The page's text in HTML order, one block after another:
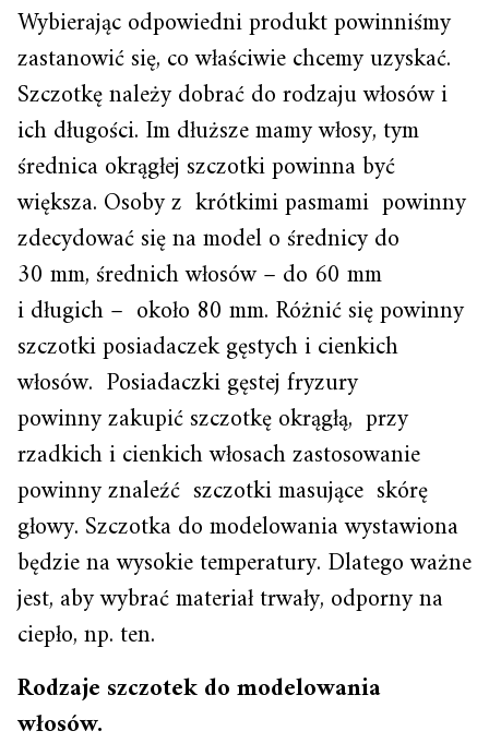
Wybierając odpowiedni produkt powinniśmy
zastanowić się, co właściwie chcemy uzyskać.
Szczotkę należy dobrać do rodzaju włosów i
ich długości. Im dłuższe mamy włosy, tym
średnica okrągłej szczotki powinna być
większa. Osoby z krótkimi pasmami powinny
zdecydować się na model o średnicy do
30 mm, średnich włosów – do 60 mm
i długich – około 80 mm. Różnić się powinny
szczotki posiadaczek gęstych i cienkich
włosów. Posiadaczki gęstej fryzury
powinny zakupić szczotkę okrągłą, przy
rzadkich i cienkich włosach zastosowanie
powinny znaleźć szczotki masujące skórę
głowy. Szczotka do modelowania wystawiona
będzie na wysokie temperatury. Dlatego ważne
jest, aby wybrać materiał trwały, odporny na
ciepło, np. ten.
Rodzaje szczotek do modelowania
włosów.